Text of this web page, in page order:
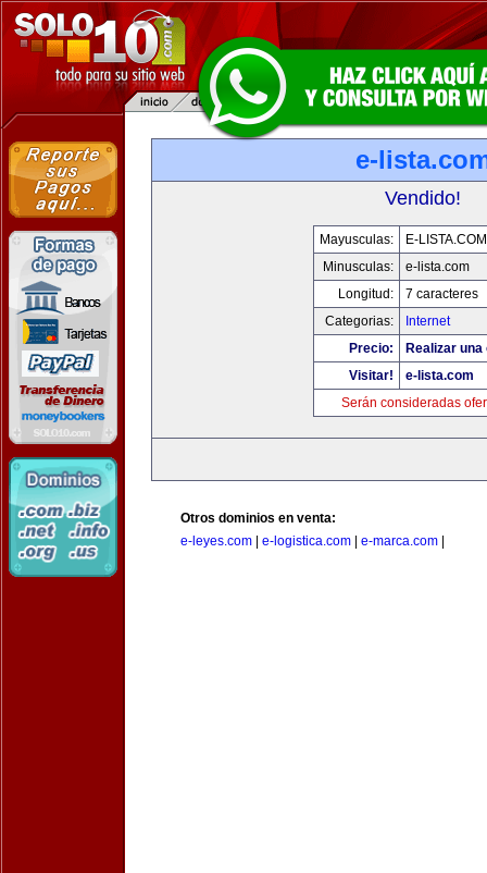
e-
Vendido!
Mayusculas:
E-LISTA.COM
Minusculas:
e-lista.com
Longitud:
7 caracteres
Categorias:
Internet
Precio:
Realizar
Visitar!
e-lista.com
Serán consideradas
Otros dominios en venta:
e-leyes.com
e-logistica.com e-marca.com